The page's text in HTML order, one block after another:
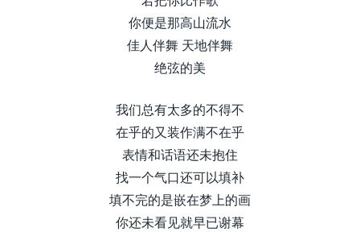
你便是那高山流水
佳人伴舞 天地伴舞
绝弦的美
我们总有太多的不得不
在乎的又装作满不在乎
表情和话语还未抱住
找一个气口还可以填补
填不完的是嵌在梦上的画
你还未看见就早已谢幕